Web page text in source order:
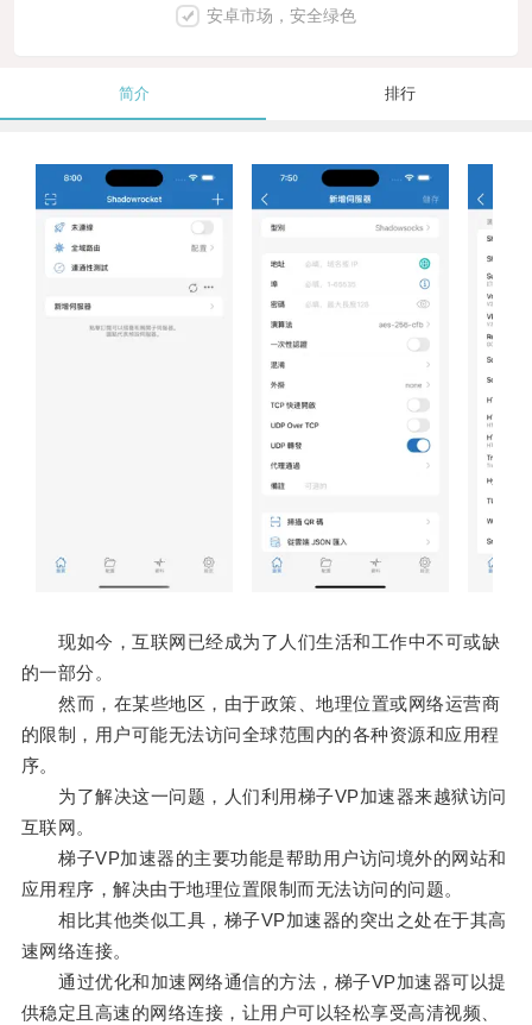
安卓市场，安全绿色
简介 排行
现如今，互联网已经成为了人们生活和工作中不可或缺
的一部分。
然而，在某些地区，由于政策、地理位置或网络运营商
的限制，用户可能无法访问全球范围内的各种资源和应用程
序。
为了解决这一问题，人们利用梯子VP加速器来越狱访问
互联网。
梯子VP加速器的主要功能是帮助用户访问境外的网站和
应用程序，解决由于地理位置限制而无法访问的问题。
相比其他类似工具，梯子VP加速器的突出之处在于其高
速网络连接。
通过优化和加速网络通信的方法，梯子VP加速器可以提
供稳定且高速的网络连接，让用户可以轻松享受高清视频、